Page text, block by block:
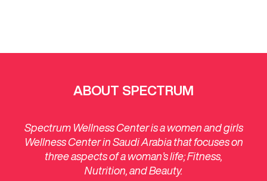
ABOUT SPECTRUM
Spectrum Wellness Center is a women and girls
Wellness Center in Saudi Arabia that focuses on
three aspects of a woman’s life; Fitness,
Nutrition, and Beauty.